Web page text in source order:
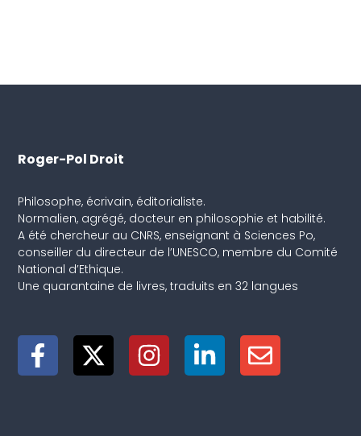
Roger-Pol Droit
Philosophe, écrivain, éditorialiste.
Normalien, agrégé, docteur en philosophie et habilité.
A été chercheur au CNRS, enseignant à Sciences Po,
conseiller du directeur de l’UNESCO, membre du Comité
National d’Ethique.
Une quarantaine de livres, traduits en 32 langues